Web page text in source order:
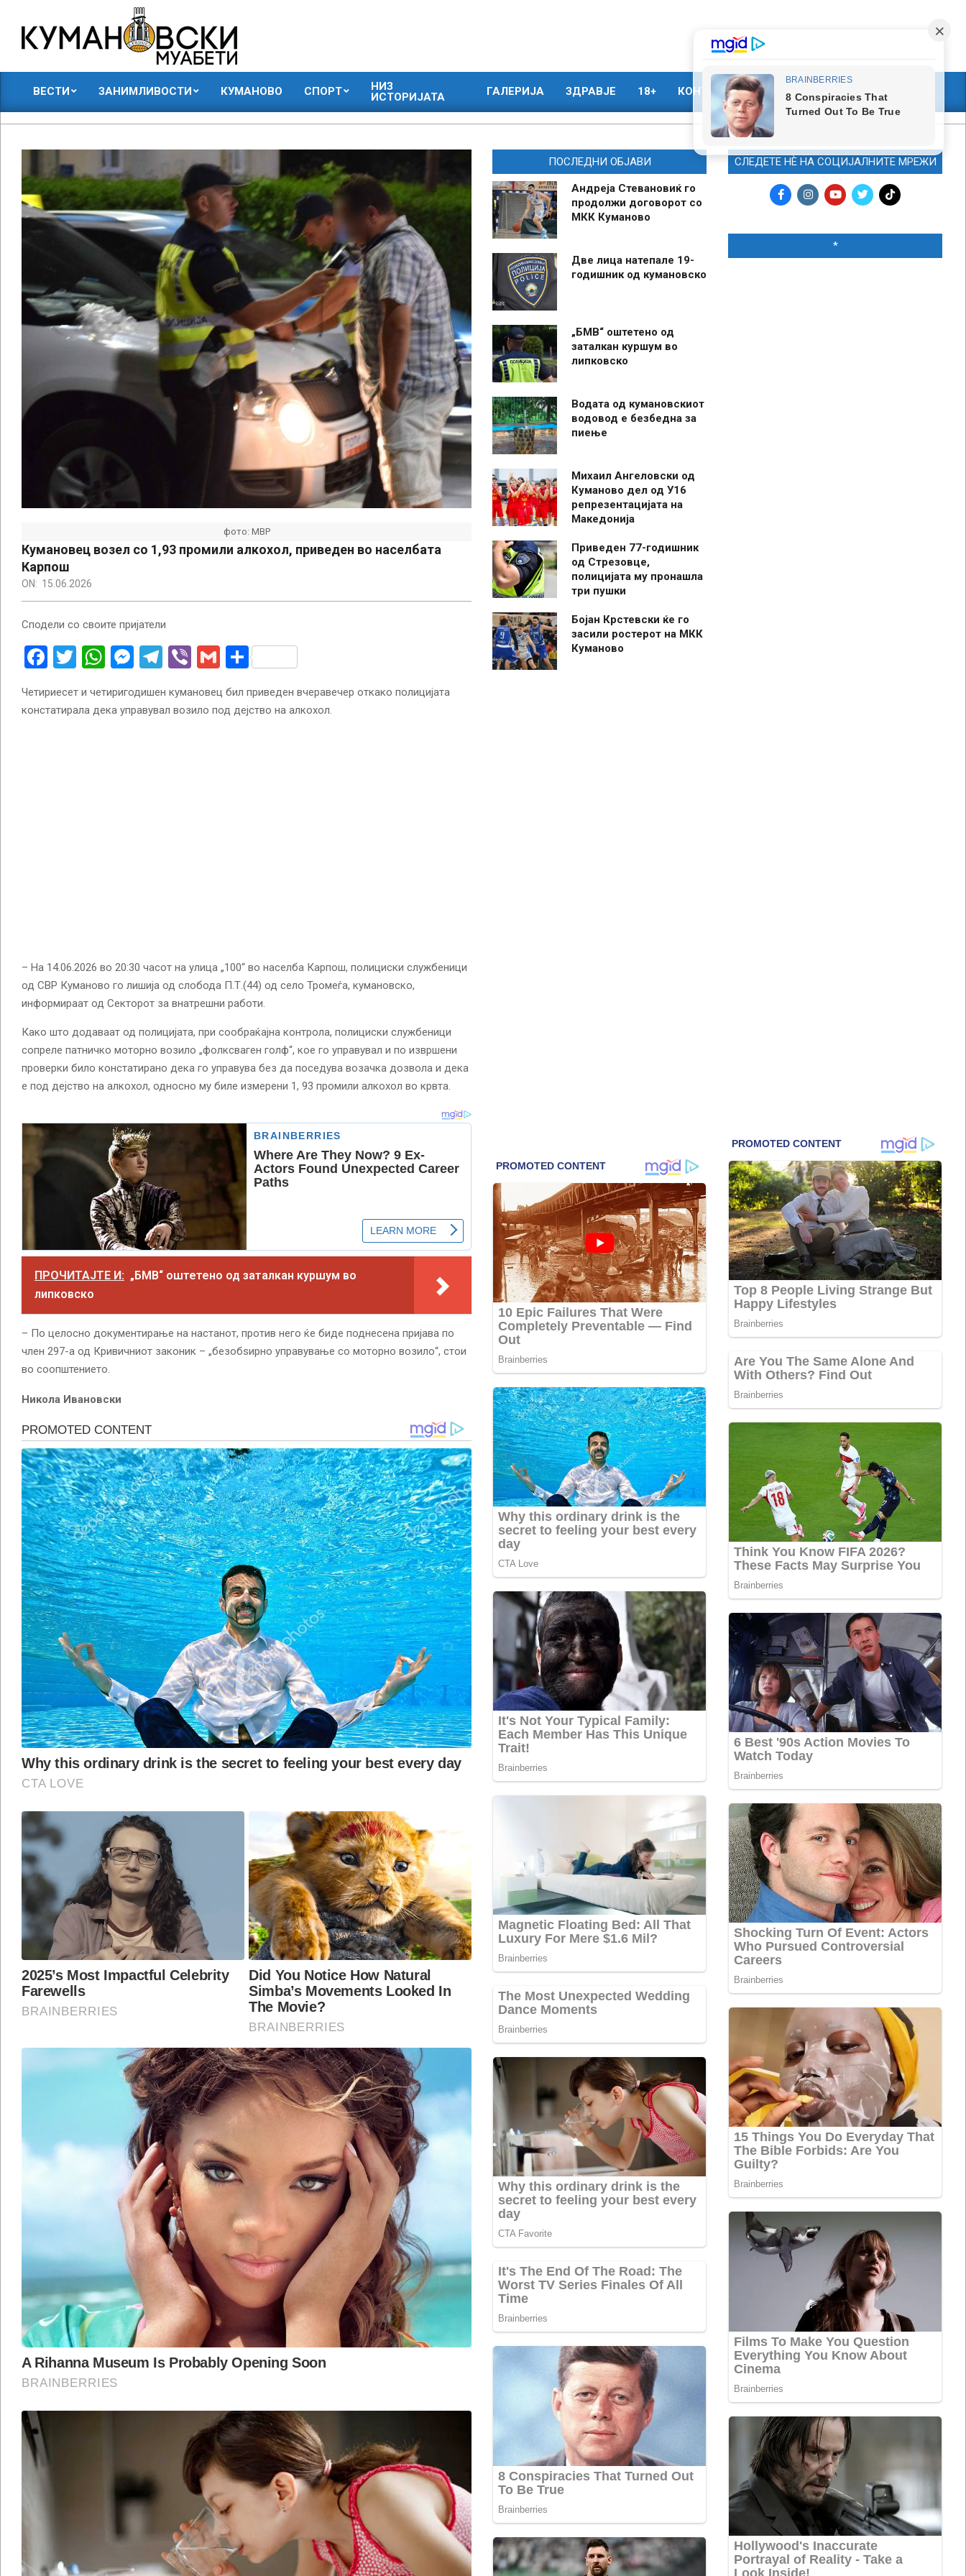
content
КУМАНОВСКИ
МУАБЕТИ
ВЕСТИ ЗАНИМЛИВОСТИ КУМАНОВО СПОРТ
НИЗ
ИСТОРИЈАТА
ГАЛЕРИЈА ЗДРАВЈЕ 18+ КОНТАКТ МАРКЕТИНГ
фото: МВР
Кумановец возел со 1,93 промили алкохол, приведен во населбата
Карпош
ON: 15.06.2026
Сподели со своите пријатели
Facebook
Twitter
WhatsApp
Messenger
Telegram
ViberGmailShare
Четириесет и четиригодишен кумановец бил приведен вчеравечер откако полицијата
констатирала дека управувал возило под дејство на алкохол.
– На 14.06.2026 во 20:30 часот на улица „100“ во населба Карпош, полициски службеници
од СВР Куманово го лишија од слобода П.Т.(44) од село Тромеѓа, кумановско,
информираат од Секторот за внатрешни работи.
Како што додаваат од полицијата, при сообраќајна контрола, полициски службеници
сопреле патничко моторно возило „фолксваген голф“, кое го управувал и по извршени
проверки било констатирано дека го управува без да поседува возачка дозвола и дека
е под дејство на алкохол, односно му биле измерени 1, 93 промили алкохол во крвта.
ПРОЧИТАЈТЕ И: „БМВ“ оштетено од заталкан куршум во
липковско
– По целосно документирање на настанот, против него ќе биде поднесена пријава по
член 297-а од Кривичниот законик – „безобѕирно управување со моторно возило“, стои
во соопштението.
Никола Ивановски
ПОСЛЕДНИ ОБЈАВИ
Андреја Стевановиќ го
продолжи договорот со
МКК Куманово
Две лица натепале 19-
годишник од кумановско
„БМВ“ оштетено од
заталкан куршум во
липковско
Водата од кумановскиот
водовод е безбедна за
пиење
Михаил Ангеловски од
Куманово дел од У16
репрезентацијата на
Македонија
Приведен 77-годишник
од Стрезовце,
полицијата му пронашла
три пушки
Бојан Крстевски ќе го
засили ростерот на МКК
Куманово
СЛЕДЕТЕ НЀ НА СОЦИЈАЛНИТЕ МРЕЖИ
*